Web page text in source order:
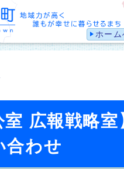
ホーム
室 広報戦略
合わせ